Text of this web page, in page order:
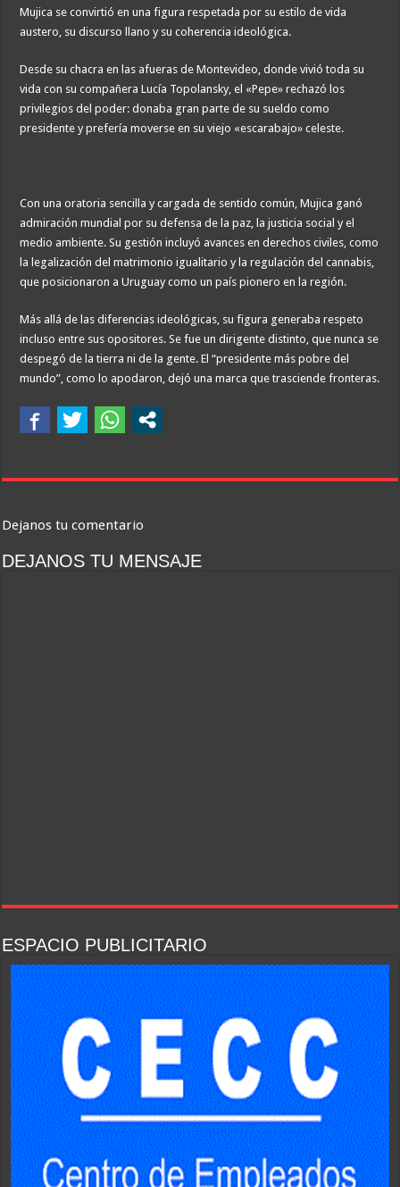
Mujica se convirtió en una figura respetada por su estilo de vida
austero, su discurso llano y su coherencia ideológica.
Desde su chacra en las afueras de Montevideo, donde vivió toda su
vida con su compañera Lucía Topolansky, el «Pepe» rechazó los
privilegios del poder: donaba gran parte de su sueldo como
presidente y prefería moverse en su viejo «escarabajo» celeste.
Con una oratoria sencilla y cargada de sentido común, Mujica ganó
admiración mundial por su defensa de la paz, la justicia social y el
medio ambiente. Su gestión incluyó avances en derechos civiles, como
la legalización del matrimonio igualitario y la regulación del cannabis,
que posicionaron a Uruguay como un país pionero en la región.
Más allá de las diferencias ideológicas, su figura generaba respeto
incluso entre sus opositores. Se fue un dirigente distinto, que nunca se
despegó de la tierra ni de la gente. El “presidente más pobre del
mundo”, como lo apodaron, dejó una marca que trasciende fronteras.
Dejanos tu comentario
DEJANOS TU MENSAJE
ESPACIO PUBLICITARIO